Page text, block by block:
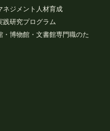
ジメント人材育成
研究プログラム
博物館・文書館専門職のた